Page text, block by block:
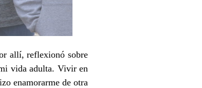
allí, reflexionó sobre
vida adulta. Vivir en
enamorarme de otra